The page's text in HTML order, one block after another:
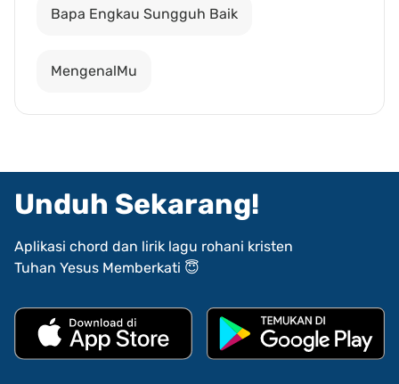
Bapa Engkau Sungguh Baik
MengenalMu
Unduh Sekarang!
Aplikasi chord dan lirik lagu rohani kristen
Tuhan Yesus Memberkati 😇